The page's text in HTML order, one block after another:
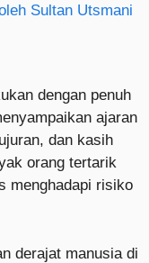
Sultan Utsmani
dengan penuh
ajaran
dan kasih
orang tertarik
menghadapi risiko
derajat manusia di